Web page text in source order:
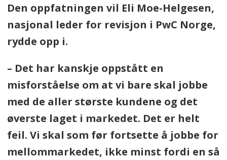
Den oppfatningen vil Eli Moe-Helgesen,
nasjonal leder for revisjon i PwC Norge,
rydde opp i.
– Det har kanskje oppstått en
misforståelse om at vi bare skal jobbe
med de aller største kundene og det
øverste laget i markedet. Det er helt
feil. Vi skal som før fortsette å jobbe for
mellommarkedet, ikke minst fordi en så